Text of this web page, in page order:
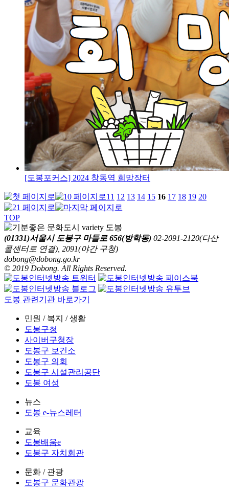
[도봉포커스] 2024 창동역 희망장터
11 12 13 14 15 16 17 18 19 20
TOP
(01331)서울시 도봉구 마들로 656(방학동) 02-2091-2120(다산
콜센터로 연결), 2091(야간 구청)
dobong@dobong.go.kr
© 2019 Dobong. All Rights Reserved.
도봉 관련기관 바로가기
민원 / 복지 / 생활
도봉구청
사이버구청장
도봉구 보건소
도봉구 의회
도봉구 시설관리공단
도봉 여성
뉴스
도봉 e-뉴스레터
교육
도봉배움e
도봉구 자치회관
문화 / 관광
도봉구 문화관광